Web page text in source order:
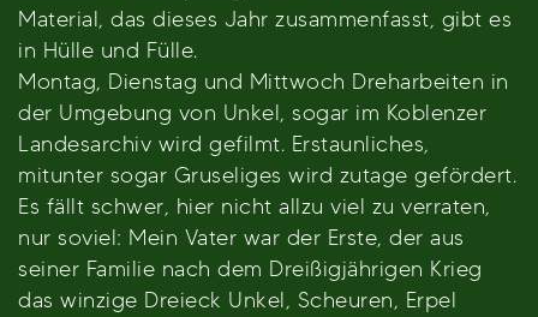
Material, das dieses Jahr zusammenfasst, gibt es
in Hülle und Fülle.
Montag, Dienstag und Mittwoch Dreharbeiten in
der Umgebung von Unkel, sogar im Koblenzer
Landesarchiv wird gefilmt. Erstaunliches,
mitunter sogar Gruseliges wird zutage gefördert.
Es fällt schwer, hier nicht allzu viel zu verraten,
nur soviel: Mein Vater war der Erste, der aus
seiner Familie nach dem Dreißigjährigen Krieg
das winzige Dreieck Unkel, Scheuren, Erpel